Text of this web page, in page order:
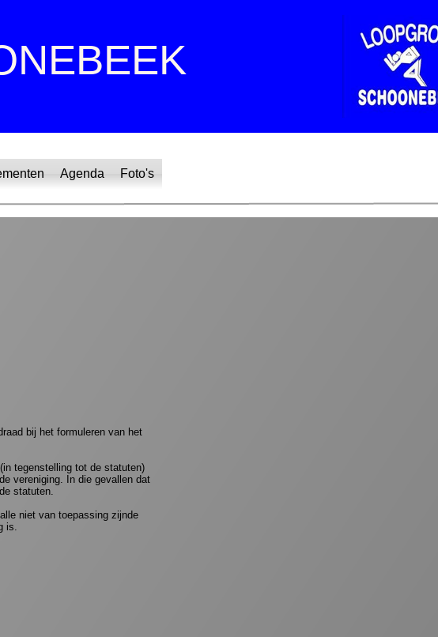
bij het formuleren van het
tegenstelling tot de statuten)
vereniging. In die gevallen dat
statuten.
niet van toepassing zijnde
is.
Agenda Foto's